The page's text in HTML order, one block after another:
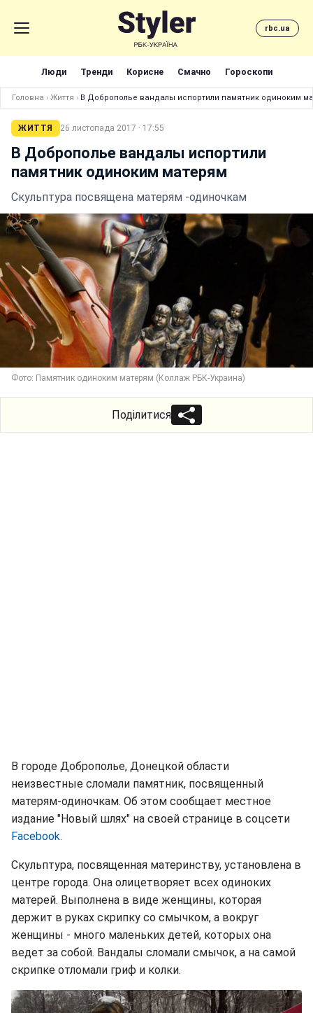
rbc.ua
Люди Тренди Корисне Смачно Гороскопи
Головна › Життя › В Доброполье вандалы испортили памятник одиноким
ЖИТТЯ 26 листопада 2017 · 17:55
В Доброполье вандалы испортили
памятник одиноким матерям
Скульптура посвящена матерям -одиночкам
Фото: Памятник одиноким матерям (Коллаж РБК-Украина)
Поділитися
В городе Доброполье, Донецкой области
неизвестные сломали памятник, посвященный
матерям-одиночкам. Об этом сообщает местное
издание "Новый шлях" на своей странице в соцсети
Facebook.
Скульптура, посвященная материнству, установлена в
центре города. Она олицетворяет всех одиноких
матерей. Выполнена в виде женщины, которая
держит в руках скрипку со смычком, а вокруг
женщины - много маленьких детей, которых она
ведет за собой. Вандалы сломали смычок, а на самой
скрипке отломали гриф и колки.